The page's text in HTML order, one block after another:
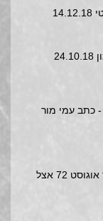
מלחמת יום הכיפורים מפגש מחזור אוגוסט 72 אצל